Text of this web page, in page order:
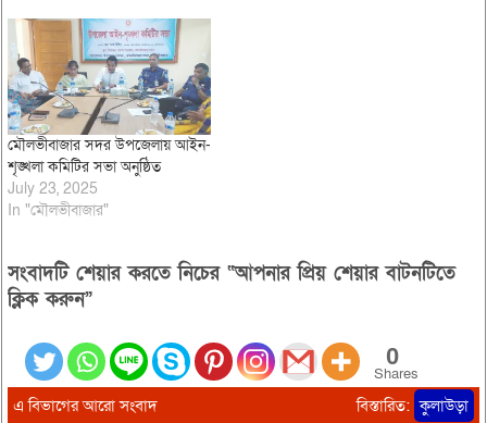
মৌলভীবাজার সদর উপজেলায় আইন-
শৃঙ্খলা কমিটির সভা অনুষ্ঠিত
July 23, 2025
In "মৌলভীবাজার"
সংবাদটি শেয়ার করতে নিচের “আপনার প্রিয় শেয়ার বাটনটিতে
ক্লিক করুন”
0
Shares
এ বিভাগের আরো সংবাদ বিস্তারিত: কুলাউড়া